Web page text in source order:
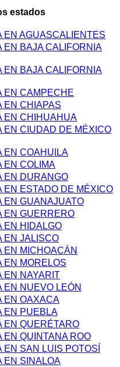
estados
EN AGUASCALIENTES
EN BAJA CALIFORNIA
EN BAJA CALIFORNIA
EN CAMPECHE
EN CHIAPAS
EN CHIHUAHUA
EN CIUDAD DE MÉXICO
EN COAHUILA
EN COLIMA
EN DURANGO
EN ESTADO DE MÉXICO
EN GUANAJUATO
EN GUERRERO
EN HIDALGO
EN JALISCO
EN MICHOACÁN
EN MORELOS
EN NAYARIT
EN NUEVO LEÓN
EN OAXACA
EN PUEBLA
EN QUERÉTARO
EN QUINTANA ROO
SAN LUIS POTOSÍ
EN SINALOA